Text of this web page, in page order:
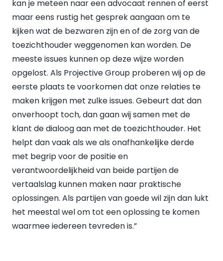
kan je meteen naar een advocaat rennen of eerst
maar eens rustig het gesprek aangaan om te
kijken wat de bezwaren zijn en of de zorg van de
toezichthouder weggenomen kan worden. De
meeste issues kunnen op deze wijze worden
opgelost. Als Projective Group proberen wij op de
eerste plaats te voorkomen dat onze relaties te
maken krijgen met zulke issues. Gebeurt dat dan
onverhoopt toch, dan gaan wij samen met de
klant de dialoog aan met de toezichthouder. Het
helpt dan vaak als we als onafhankelijke derde
met begrip voor de positie en
verantwoordelijkheid van beide partijen de
vertaalslag kunnen maken naar praktische
oplossingen. Als partijen van goede wil zijn dan lukt
het meestal wel om tot een oplossing te komen
waarmee iedereen tevreden is.”